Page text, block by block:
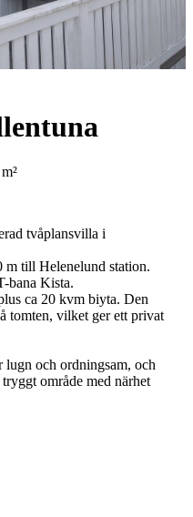
tvåplansvilla i
till Helenelund station.
bana Kista.
ca 20 kvm biyta. Den
tomten, vilket ger ett privat
lugn och ordningsam, och
område med närhet